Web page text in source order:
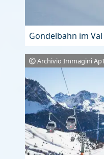
Gondelbahn im Val
Archivio Immagini